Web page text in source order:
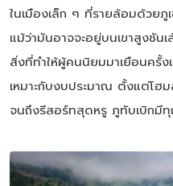
ในเมืองเล็ก ๆ ที่รายล้อมด้วยภู
แม้ว่ามันอาจจะอยู่บนเขาสูงชัน
สิ่งที่ทำให้ผู้คนนิยมมาเยือนครั้
เหมาะกับงบประมาณ ตั้งแต่โฮ
จนถึงรีสอร์ทสุดหรู ภูทับเบิกมี